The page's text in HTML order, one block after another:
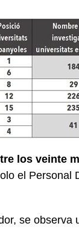
los veinte
el Personal
se observa